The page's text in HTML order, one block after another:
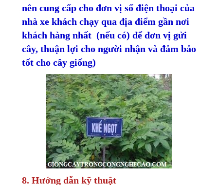
nên cung cấp cho đơn vị số điện thoại của
nhà xe khách chạy qua địa điểm gần nơi
khách hàng nhất (nếu có) để đơn vị gửi
cây, thuận lợi cho người nhận và đảm bảo
tốt cho cây giống)
8. Hướng dẫn kỹ thuật